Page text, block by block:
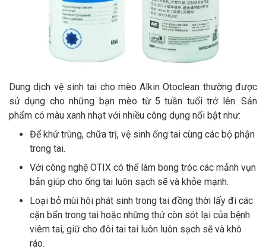
Dung dịch vệ sinh tai cho mèo Alkin Otoclean thường được
sử dụng cho những bạn mèo từ 5 tuần tuổi trở lên. Sản
phẩm có màu xanh nhạt với nhiều công dụng nổi bật như:
Để khử trùng, chữa trị, vệ sinh ống tai cùng các bộ phận
trong tai.
Với công nghệ OTIX có thể làm bong tróc các mảnh vụn
bản giúp cho ống tai luôn sạch sẽ và khỏe mạnh.
Loại bỏ mùi hôi phát sinh trong tai đồng thời lấy đi các
cặn bẩn trong tai hoặc những thứ còn sót lại của bệnh
viêm tai, giữ cho đôi tai tai luôn luôn sạch sẽ và khô
ráo.